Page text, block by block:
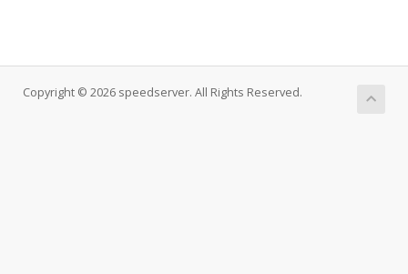
Copyright © 2026 speedserver. All Rights Reserved.